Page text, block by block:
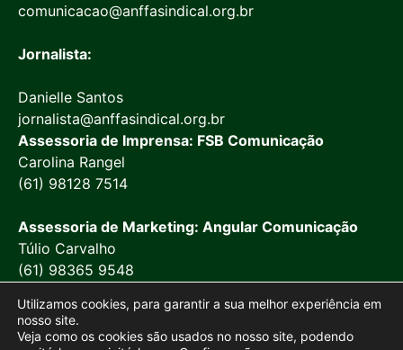
comunicacao@anffasindical.org.br
Jornalista:
Danielle Santos
jornalista@anffasindical.org.br
Assessoria de Imprensa: FSB Comunicação
Carolina Rangel
(61) 98128 7514
Assessoria de Marketing: Angular Comunicação
Túlio Carvalho
(61) 98365 9548
Utilizamos cookies, para garantir a sua melhor experiência em
nosso site.
Veja como os cookies são usados no nosso site, podendo